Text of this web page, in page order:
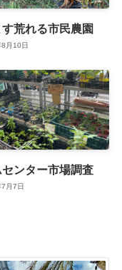
す荒れる市民農園
月10日
ンター市場調査
月7日